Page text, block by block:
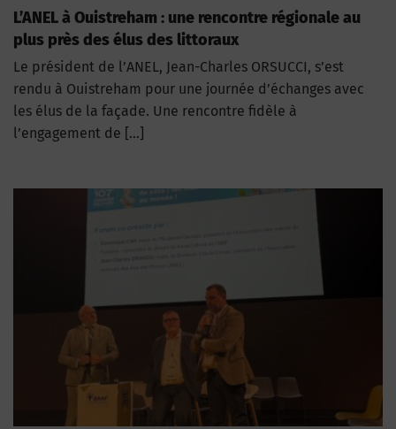
L’ANEL à Ouistreham : une rencontre régionale au
plus près des élus des littoraux
Le président de l’ANEL, Jean-Charles ORSUCCI, s’est
rendu à Ouistreham pour une journée d’échanges avec
les élus de la façade. Une rencontre fidèle à
l’engagement de […]